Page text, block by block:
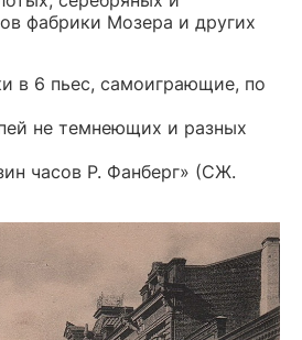
фабрики Мозера и других
в 6 пьес, самоиграющие, по
не темнеющих и разных
часов Р. Фанберг» (СЖ.